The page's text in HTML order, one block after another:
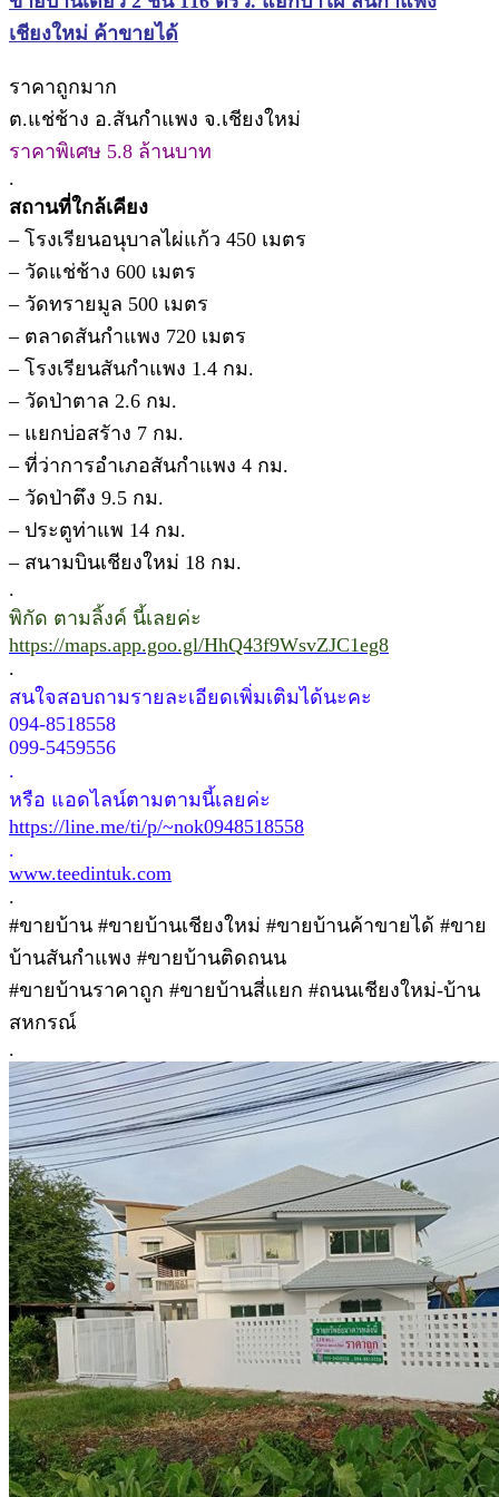
เชียงใหม่ ค้าขายได้
ราคาถูกมาก
ต.แช่ช้าง อ.สันกำแพง จ.เชียงใหม่
ราคาพิเศษ 5.8 ล้านบาท
.
สถานที่ใกล้เคียง
– โรงเรียนอนุบาลไผ่แก้ว 450 เมตร
– วัดแช่ช้าง 600 เมตร
– วัดทรายมูล 500 เมตร
– ตลาดสันกำแพง 720 เมตร
– โรงเรียนสันกำแพง 1.4 กม.
– วัดป่าตาล 2.6 กม.
– แยกบ่อสรัาง 7 กม.
– ที่ว่าการอำเภอสันกำแพง 4 กม.
– วัดป่าตึง 9.5 กม.
– ประตูท่าแพ 14 กม.
– สนามบินเชียงใหม่ 18 กม.
.
พิกัด ตามลิ้งค์ นี้เลยค่ะ
https://maps.app.goo.gl/HhQ43f9WsvZJC1eg8
.
สนใจสอบถามรายละเอียดเพิ่มเติมได้นะคะ
094-8518558
099-5459556
.
หรือ แอดไลน์ตามตามนี้เลยค่ะ
https://line.me/ti/p/~nok0948518558
.
www.teedintuk.com
.
#ขายบ้าน #ขายบ้านเชียงใหม่ #ขายบ้านค้าขายได้ #ขาย
บ้านสันกำแพง #ขายบ้านติดถนน
#ขายบ้านราคาถูก #ขายบ้านสี่แยก #ถนนเชียงใหม่-บ้าน
สหกรณ์
.